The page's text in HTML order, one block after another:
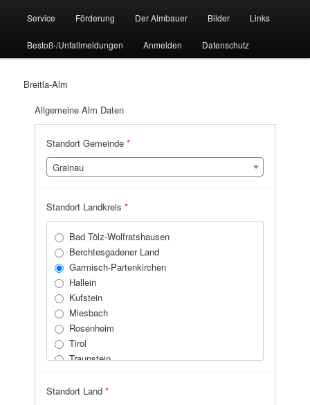
Service Förderung Der Almbauer Bilder Links
Bestoß-/Unfallmeldungen Anmelden Datenschutz
Breitla-Alm
Allgemeine Alm Daten
Standort Gemeinde*
Grainau
Standort Landkreis*
Bad Tölz-Wolfratshausen
Berchtesgadener Land
Garmisch-Partenkirchen
Hallein
Kufstein
Miesbach
Rosenheim
Tirol
Traunstein
Standort Land*